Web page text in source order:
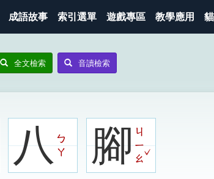
成語故事 索引選單 遊戲專區 教學應用
全文檢索 音讀檢索
八ㄅ
ㄚ
腳ㄐ
ㄧ
ㄠ
ˇ